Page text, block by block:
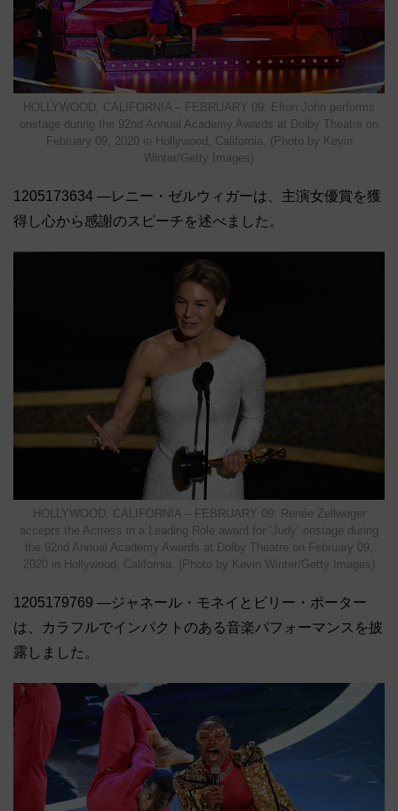
HOLLYWOOD, CALIFORNIA – FEBRUARY 09: Elton John performs
onstage during the 92nd Annual Academy Awards at Dolby Theatre on
February 09, 2020 in Hollywood, California. (Photo by Kevin
Winter/Getty Images)
1205173634 ―レニー・ゼルウィガーは、主演女優賞を獲
得し心から感謝のスピーチを述べました。
HOLLYWOOD, CALIFORNIA – FEBRUARY 09: Renée Zellweger
accepts the Actress in a Leading Role award for ‘Judy’ onstage during
the 92nd Annual Academy Awards at Dolby Theatre on February 09,
2020 in Hollywood, California. (Photo by Kevin Winter/Getty Images)
1205179769 ―ジャネール・モネイとビリー・ポーター
は、カラフルでインパクトのある音楽パフォーマンスを披
露しました。